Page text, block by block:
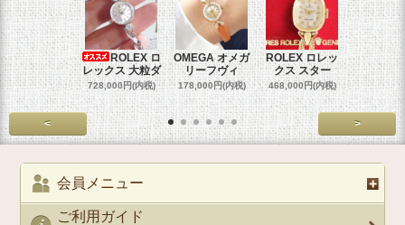
ROLEX ロ
レックス 大粒ダ
728,000円(内税)
OMEGA オメガ
リーフヴィ
178,000円(内税)
ROLEX ロレッ
クス スター
468,000円(内税)
ROLEX
クス
458,000円
< >
会員メニュー
ご利用ガイド